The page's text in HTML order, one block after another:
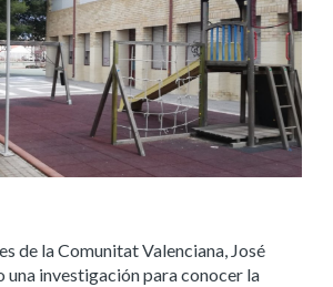
de la Comunitat Valenciana, José
una investigación para conocer la